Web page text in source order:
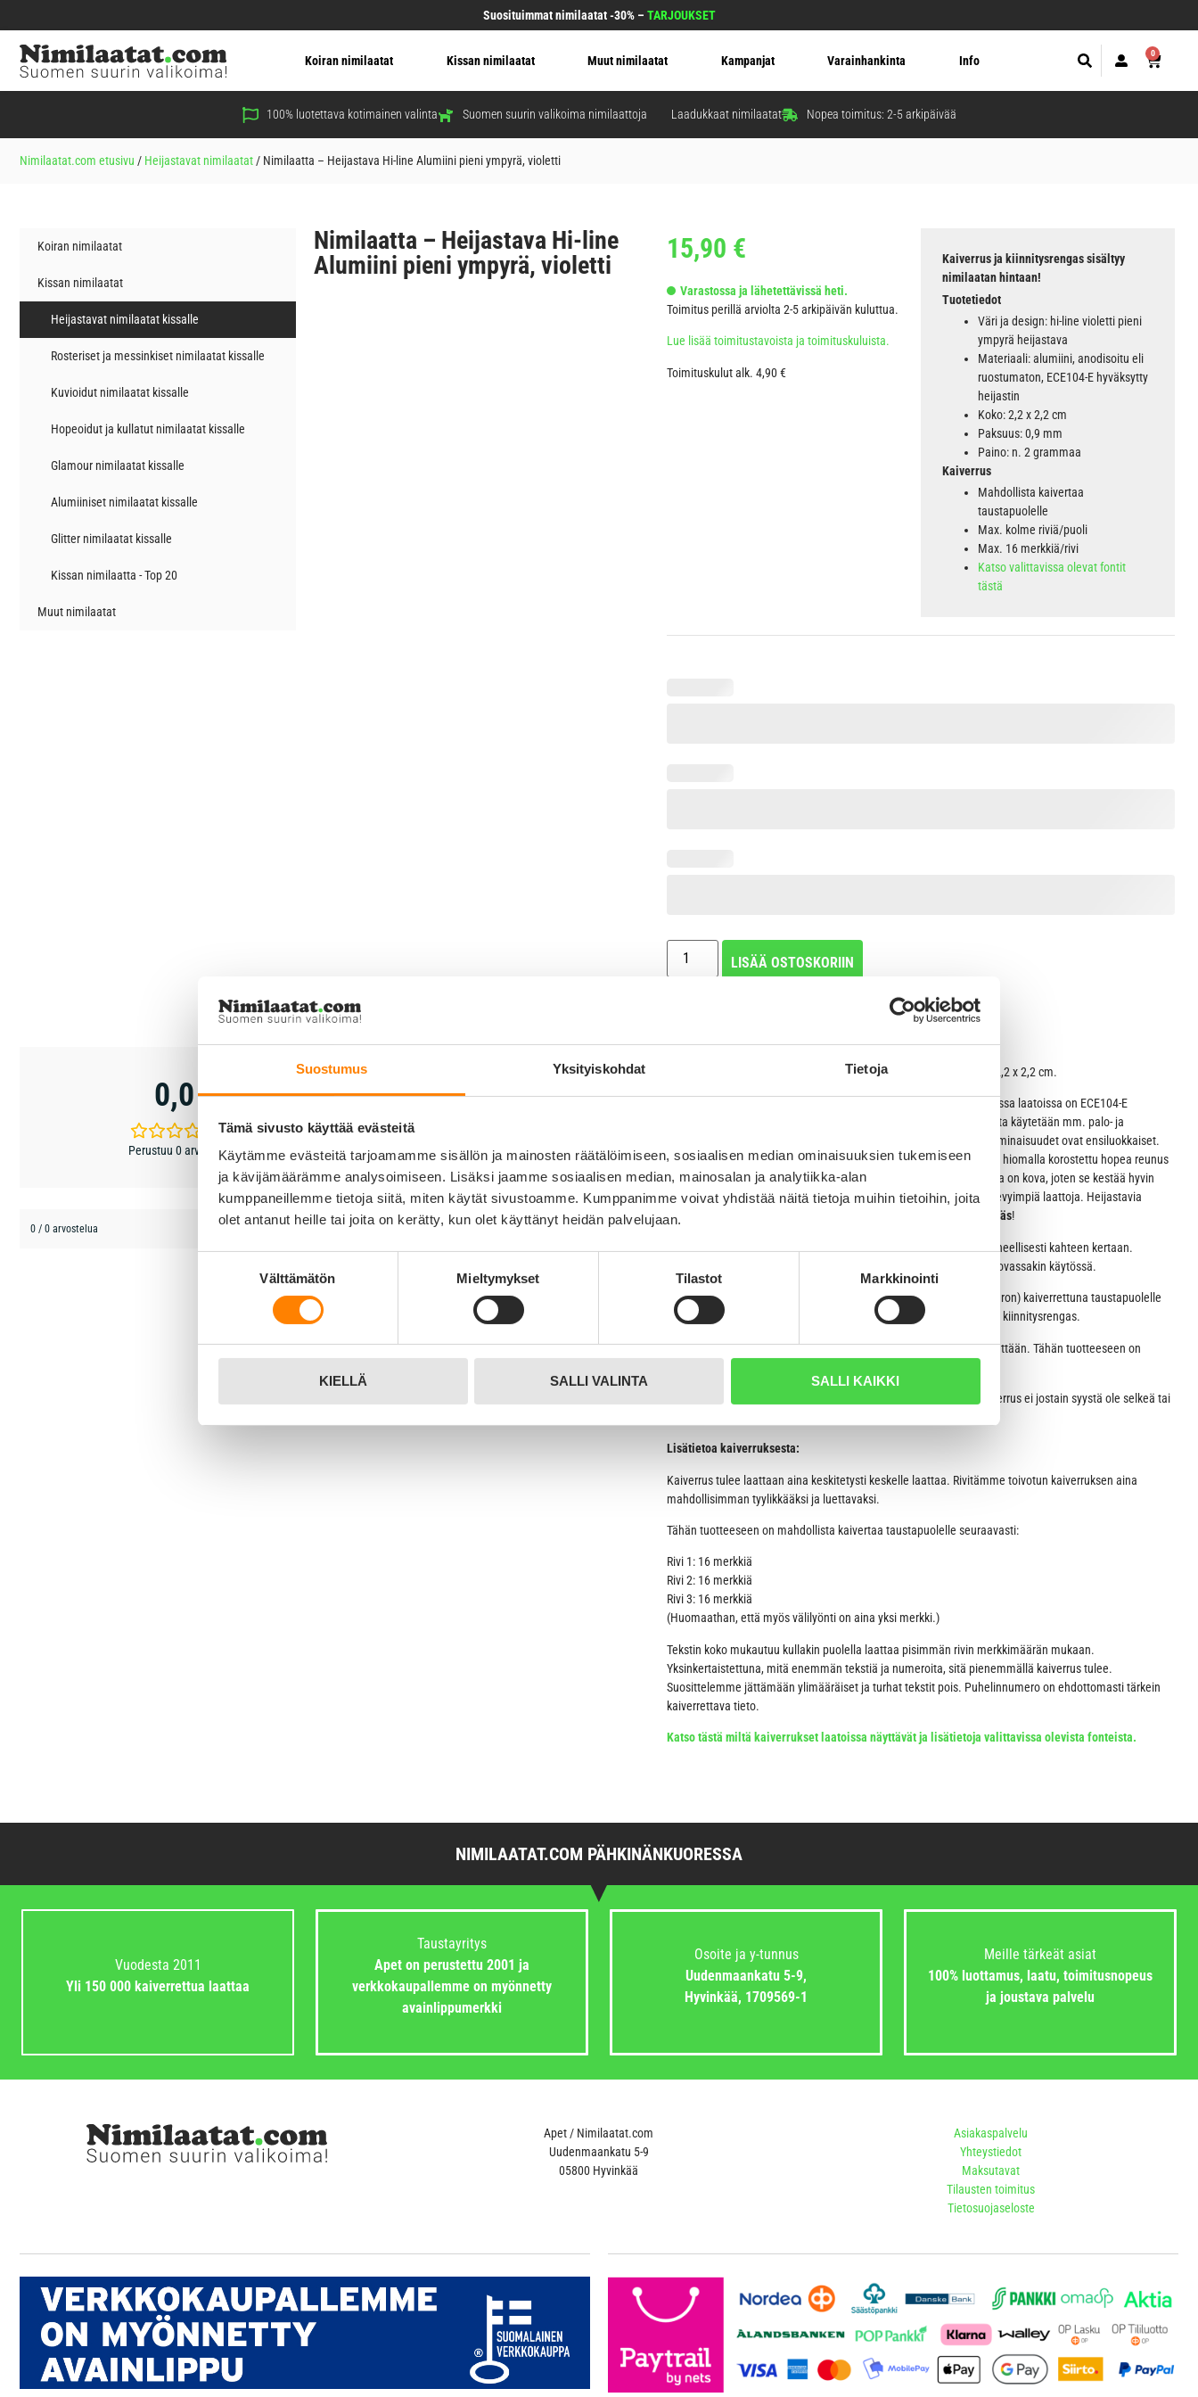
Suostumus Yksityiskohdat Tietoja
Tämä sivusto käyttää evästeitä
Käytämme evästeitä tarjoamamme sisällön ja mainosten räätälöimiseen, sosiaalisen median ominaisuuksien tukemiseen
ja kävijämäärämme analysoimiseen. Lisäksi jaamme sosiaalisen median, mainosalan ja analytiikka-alan
kumppaneillemme tietoja siitä, miten käytät sivustoamme. Kumppanimme voivat yhdistää näitä tietoja muihin tietoihin, joita
olet antanut heille tai joita on kerätty, kun olet käyttänyt heidän palvelujaan.
Välttämätön Mieltymykset Tilastot Markkinointi
KIELLÄ SALLI VALINTA SALLI KAIKKI
Suosituimmat nimilaatat -30% – TARJOUKSET
Koiran nimilaatat Kissan nimilaatat Muut nimilaatat Kampanjat Varainhankinta Info
0
100% luotettava kotimainen valinta Suomen suurin valikoima nimilaattoja Laadukkaat nimilaatat Nopea toimitus: 2-5 arkipäivää
Nimilaatat.com etusivu / Heijastavat nimilaatat/ Nimilaatta – Heijastava Hi-line Alumiini pieni ympyrä, violetti
Koiran nimilaatat
Kissan nimilaatat
Heijastavat nimilaatat kissalle
Rosteriset ja messinkiset nimilaatat kissalle
Kuvioidut nimilaatat kissalle
Hopeoidut ja kullatut nimilaatat kissalle
Glamour nimilaatat kissalle
Alumiiniset nimilaatat kissalle
Glitter nimilaatat kissalle
Kissan nimilaatta - Top 20
Muut nimilaatat
Nimilaatta – Heijastava Hi-line
Alumiini pieni ympyrä, violetti
15,90 €
Varastossa ja lähetettävissä heti.
Toimitus perillä arviolta 2-5 arkipäivän kuluttua.
Lue lisää toimitustavoista ja toimituskuluista.
Toimituskulut alk. 4,90 €
Kaiverrus ja kiinnitysrengas sisältyy
nimilaatan hintaan!
Tuotetiedot
Väri ja design: hi-line violetti pieni
ympyrä heijastava
Materiaali: alumiini, anodisoitu eli
ruostumaton, ECE104-E hyväksytty
heijastin
Koko: 2,2 x 2,2 cm
Paksuus: 0,9 mm
Paino: n. 2 grammaa
Kaiverrus
Mahdollista kaivertaa
taustapuolelle
Max. kolme riviä/puoli
Max. 16 merkkiä/rivi
Katso valittavissa olevat fontit
tästä
LISÄÄ OSTOSKORIIN
0,0
Perustuu 0 arvioon
5 tähteä
0%
4 tähteä
1 tähti
0 / 0 arvostelua
Koiran nimikyltti – Heijastava Hi-Line alumiini violetti pieni ympyrä 2,2 x 2,2 cm.
Heijastavat Hi-Line nimilaatat on valmistettu alumiinista. Heijastavissa laatoissa on ECE104-E
hyväksytty heijastin etupuolella. Heijastava materiaali on samaa, jota käytetään mm. palo- ja
pelastuskalustossa. Näin ollen materiaali on kestävää ja heijastusominaisuudet ovat ensiluokkaiset.
Heijastavissa Hi-Line nimilaatoissa on taustapuolella huipputyylikäs hiomalla korostettu hopea reunus
ja pinta on kauniisti harjattua anodisoitua alumiinia. Anodisoitu pinta on kova, joten se kestää hyvin
korroosiota ja kulutusta. Alumiiniset nimilaatat ovat mallistomme kevyimpiä laattoja. Heijastavia
alumiinisia laattoja voisi hyvin kuvailla termeillä
turvallinen ja tyylikäs!
Kaiverrusjälki on syvä ja erittäin siisti, koska kaiverramme laatan koneellisesti kahteen kertaan.
Kaiverrettu teksti on luettavissa laatasta vuosia, vaikka laatta olisi kovassakin käytössä.
Ilmoitettu hinta sisältää lyhyen tekstin (esim. nimen ja puhelinnumeron) kaiverrettuna taustapuolelle
toiveesi mukaan. Tuotteen mukana tulee myös laadukas metallinen kiinnitysrengas.
Kirjoitathan nimilaattaan haluamasi kaiverruksen sille varattuun kenttään. Tähän tuotteeseen on
Otamme yhteyttä sähköpostitse, mikäli nimilaattaan toivomasi kaiverrus ei jostain syystä ole selkeä tai
Lisätietoa kaiverruksesta:
Kaiverrus tulee laattaan aina keskitetysti keskelle laattaa. Rivitämme toivotun kaiverruksen aina
mahdollisimman tyylikkääksi ja luettavaksi.
Tähän tuotteeseen on mahdollista kaivertaa taustapuolelle seuraavasti:
Rivi 1: 16 merkkiä
Rivi 2: 16 merkkiä
Rivi 3: 16 merkkiä
(Huomaathan, että myös välilyönti on aina yksi merkki.)
Tekstin koko mukautuu kullakin puolella laattaa pisimmän rivin merkkimäärän mukaan.
Yksinkertaistettuna, mitä enemmän tekstiä ja numeroita, sitä pienemmällä kaiverrus tulee.
Suosittelemme jättämään ylimääräiset ja turhat tekstit pois. Puhelinnumero on ehdottomasti tärkein
kaiverrettava tieto.
Katso tästä miltä kaiverrukset laatoissa näyttävät ja lisätietoja valittavissa olevista fonteista.
NIMILAATAT.COM PÄHKINÄNKUORESSA
Vuodesta 2011
Yli 150 000 kaiverrettua laattaa
Taustayritys
Apet on perustettu 2001 ja
verkkokaupallemme on myönnetty
avainlippumerkki
Osoite ja y-tunnus
Uudenmaankatu 5-9,
Hyvinkää, 1709569-1
Meille tärkeät asiat
100% luottamus, laatu, toimitusnopeus
ja joustava palvelu
Apet / Nimilaatat.com
Uudenmaankatu 5-9
05800 Hyvinkää
Asiakaspalvelu
Yhteystiedot
Maksutavat
Tilausten toimitus
Tietosuojaseloste